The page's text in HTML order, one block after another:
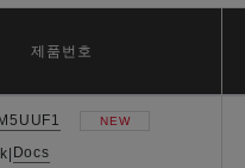
NEW
| Docs
제품번호